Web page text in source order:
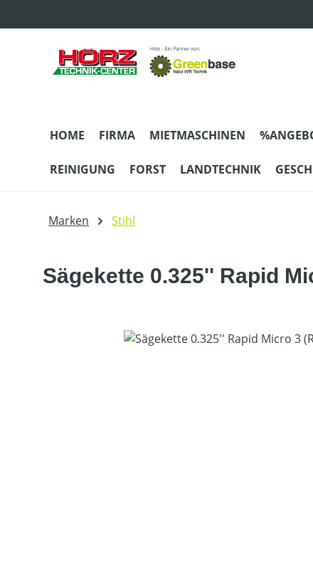
HOME FIRMA MIETMASCHINEN
REINIGUNG FORST LANDTECHNIK
Marken Stihl
Sägekette 0.325'' Rapid
Bildergalerie überspringen